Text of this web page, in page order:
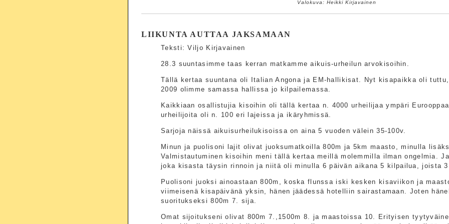
Valokuva: Heikki Kirjavainen
LIIKUNTA AUTTAA JAKSAMAAN
Teksti: Viljo Kirjavainen
28.3 suuntasimme taas kerran matkamme aikuis-urheilun arvokisoihin.
Tällä kertaa suuntana oli Italian Angona ja EM-hallikisat. Nyt kisapaikka oli
2009 olimme samassa hallissa jo kilpailemassa.
Kaikkiaan osallistujia kisoihin oli tällä kertaa n. 4000 urheilijaa ympäri
urheilijoita oli n. 100 eri lajeissa ja ikäryhmissä.
Sarjoja näissä aikuisurheilukisoissa on aina 5 vuoden välein 35-100v.
Minun ja puolisoni lajit olivat juoksumatkoilla 800m ja 5km maasto, minulla
Valmistautuminen kisoihin meni tällä kertaa meillä molemmilla ilman ongelmia.
joka kisasta täysin rinnoin ja niitä oli minulla 6 päivän aikana 5 kilpailua, joista
Puolisoni juoksi ainoastaan 800m, koska flunssa iski kesken kisaviikon ja
viimeisenä kisapäivänä yksin, hänen jäädessä hotelliin sairastamaan. Joten
suoritukseksi 800m 7. sija.
Omat sijoitukseni olivat 800m 7.,1500m 8. ja maastoissa 10. Erityisen